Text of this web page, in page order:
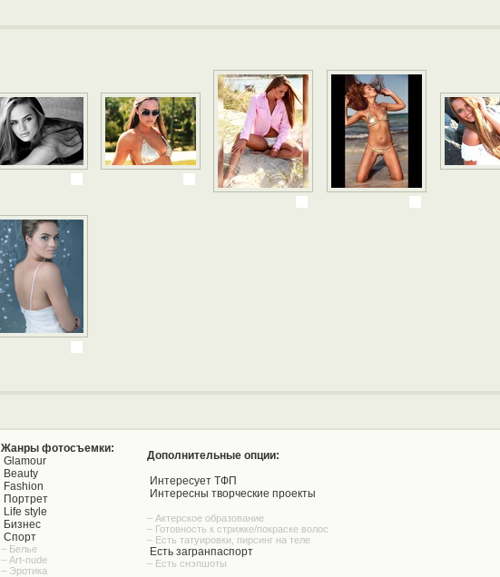
Жанры фотосъемки:
Glamour
Beauty
Fashion
Портрет
Life style
Бизнес
Спорт
– Белье
– Art-nude
– Эротика
Дополнительные опции:
Интересует ТФП
Интересны творческие проекты
– Актерское образование
– Готовность к стрижке/покраске волос
– Есть татуировки, пирсинг на теле
Есть загранпаспорт
– Есть снэпшоты